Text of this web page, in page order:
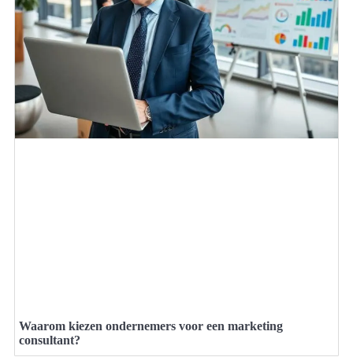
Waarom kiezen ondernemers voor een marketing
consultant?